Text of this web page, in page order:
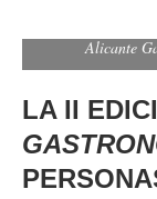
Alicante
LA II